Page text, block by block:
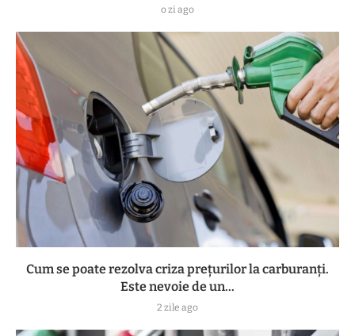
o zi ago
Cum se poate rezolva criza prețurilor la carburanți.
Este nevoie de un...
2 zile ago